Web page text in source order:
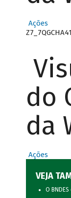
Ações
do
da
Ações
VEJA
O